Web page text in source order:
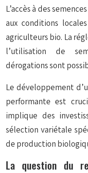
L’accès à des
aux conditions
agriculteurs bio. La
l’utilisation de
dérogations sont
Le développement
performante est
implique des
sélection variétale
de production
La question du